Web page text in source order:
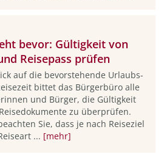
bevor: Gültigkeit von
Reisepass prüfen
auf die bevorstehende Urlaubs-
bittet das Bürgerbüro alle
und Bürger, die Gültigkeit
zu überprüfen.
Sie, dass je nach Reiseziel
... [mehr]